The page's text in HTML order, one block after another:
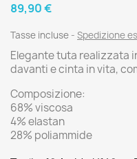
89,90 €
Tasse incluse Spedizione
Elegante tuta realizzata
davanti e cinta in vita,
Composizione:
68% viscosa
4% elastan
28% poliammide